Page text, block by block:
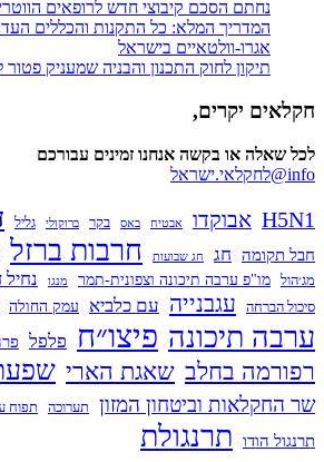
נחתם הסכם קיבוצי חדש לרופאים הווטרינרים
המדריך המלא: כל התקנות והכללים העדכניים
אגרו-וולטאיים בישראל
תיקון לחוק התכנון והבניה שמעניק פטור
יקרים,
או בקשה אנחנו זמינים עבורכם
אבוקדו אבטיח באס בקר ברוקולי גליל
חג חג שבועות חרבות ברזל ט״ו
מו"פ ערבה תיכונה וצפונית-תמר מנגו נחיל דבורים
עגבנייה עם כלביא עמק החולה ענבים
תיכונה פיצו״ח פלפל פרה צאן
בחלב שאגת הארי שפעת
וביטחון המזון תערוכה תפוח עץ
הודו תרנגולת